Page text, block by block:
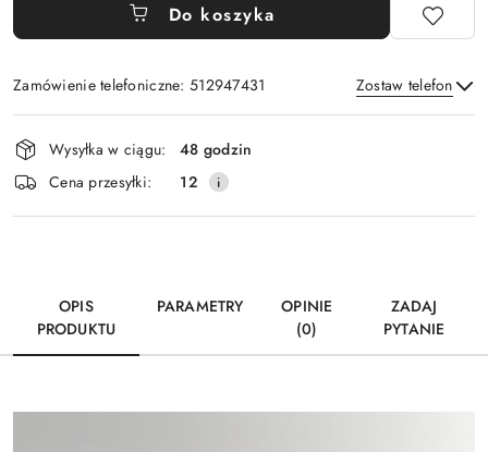
Do koszyka
Zamówienie telefoniczne: 512947431 Zostaw telefon
Wyślij
Dostępność
i
dostawa
Wysyłka w ciągu:
48 godzin
Cena przesyłki:
12
OPIS
PRODUKTU
PARAMETRY
OPINIE
(0)
ZADAJ
PYTANIE